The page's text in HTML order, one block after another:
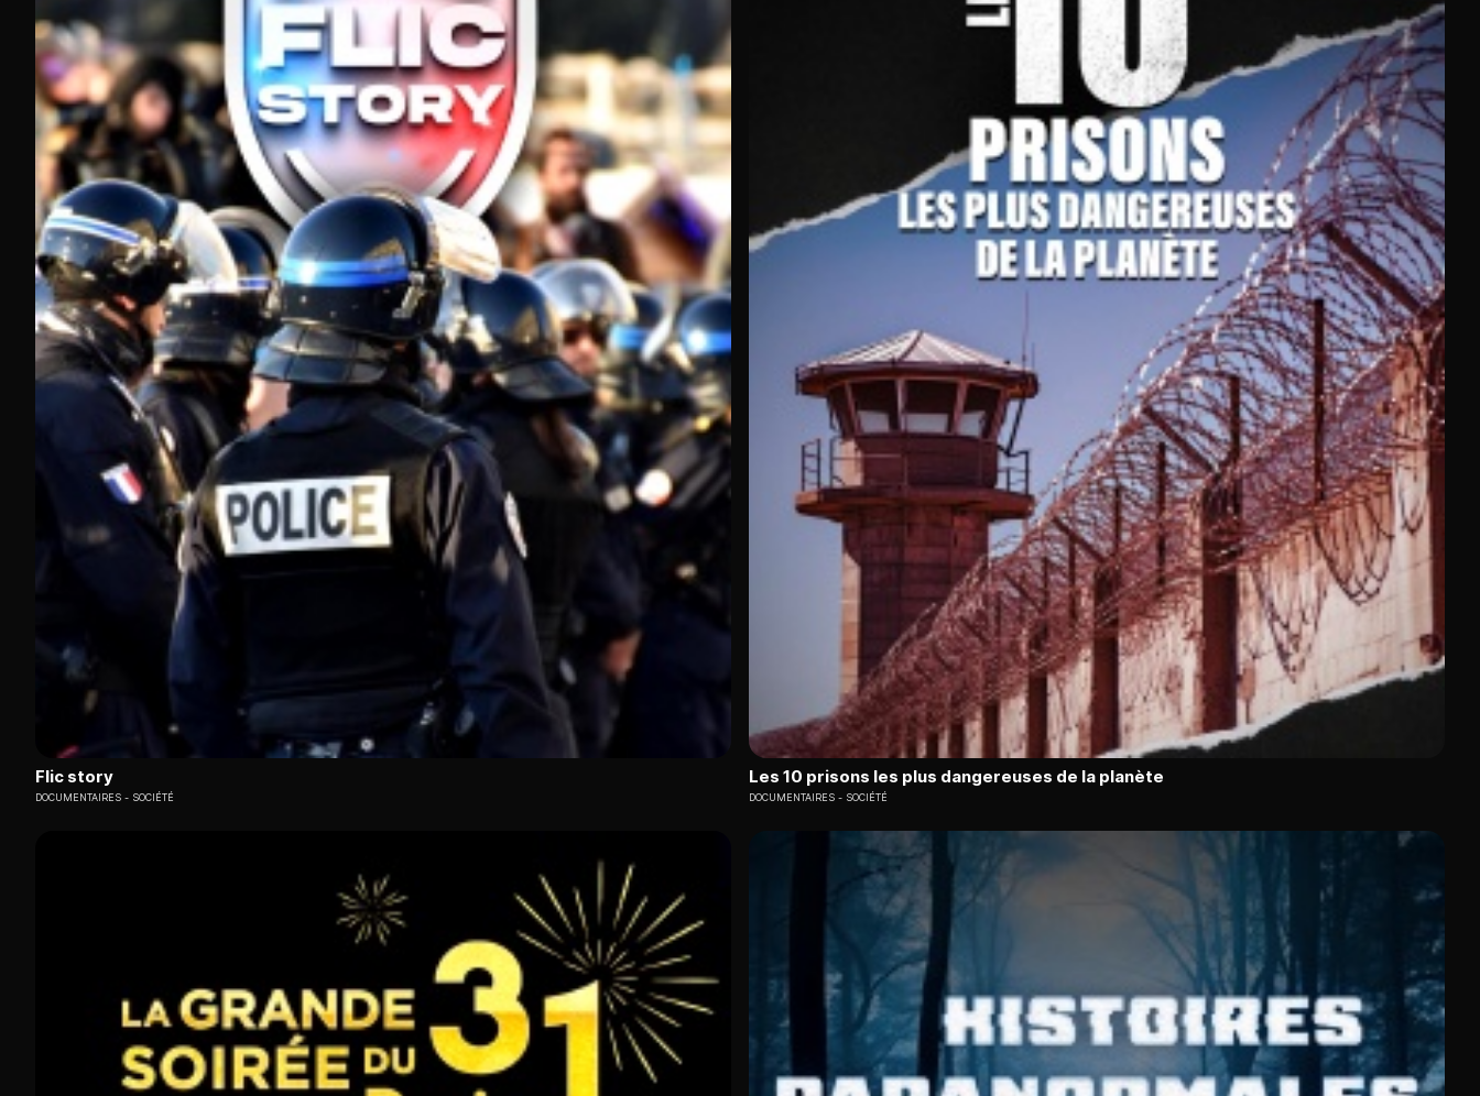
Flic story
DOCUMENTAIRES SOCIÉTÉ
Les 10 prisons les plus dangereuses de la planète
DOCUMENTAIRES SOCIÉTÉ